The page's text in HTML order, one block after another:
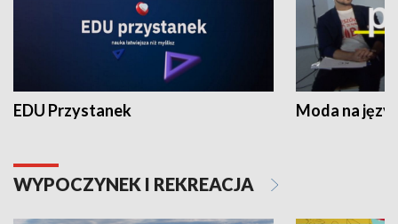
EDU Przystanek Moda na
WYPOCZYNEK I REKREACJA